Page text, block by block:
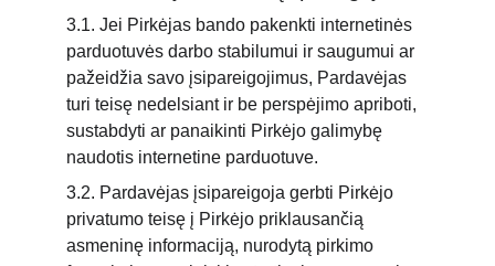
3.1. Jei Pirkėjas bando pakenkti internetinės
parduotuvės darbo stabilumui ir saugumui ar
pažeidžia savo įsipareigojimus, Pardavėjas
turi teisę nedelsiant ir be perspėjimo apriboti,
sustabdyti ar panaikinti Pirkėjo galimybę
naudotis internetine parduotuve.
3.2. Pardavėjas įsipareigoja gerbti Pirkėjo
privatumo teisę į Pirkėjo priklausančią
asmeninę informaciją, nurodytą pirkimo